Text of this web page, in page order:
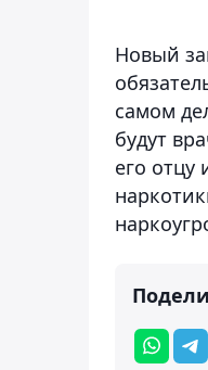
Новый
самом
будут
его отцу